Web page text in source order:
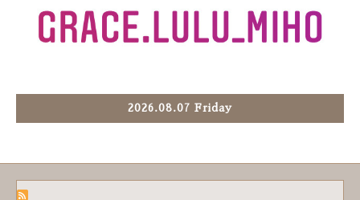
2026.08.07 Friday